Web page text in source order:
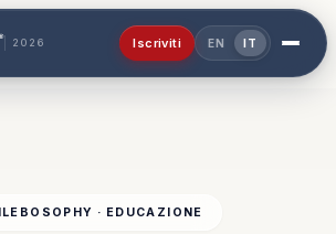
2026 Iscriviti EN IT
· EDUCAZIONE